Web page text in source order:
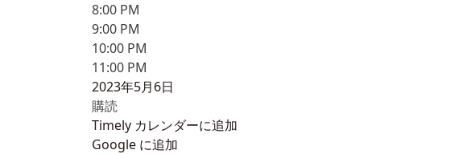
8:00 PM
9:00 PM
10:00 PM
11:00 PM
2023年5月6日
購読
Timely カレンダーに追加
Google に追加